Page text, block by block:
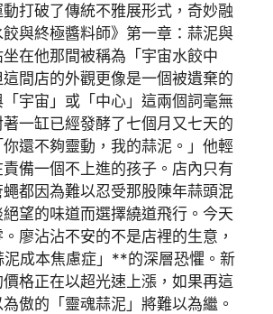
打破了傳統不雅展形式，奇妙融
與終極醬料師》第一章：蒜泥與
在他那間被稱為「宇宙水餃中
間店的外觀更像是一個被遺棄的
宇宙」或「中心」這兩個詞毫無
一缸已經發酵了七個月又七天的
還不夠靈動，我的蒜泥。」他輕
備一個不上進的孩子。店內只有
都因為難以忍受那股陳年蒜頭混
望的味道而選擇繞道飛行。今天
廖沾沾不安的不是店裡的生意，
成本焦慮症」**的深層恐懼。新
格正在以超光速上漲，如果再這
傲的「靈魂蒜泥」將難以為繼。